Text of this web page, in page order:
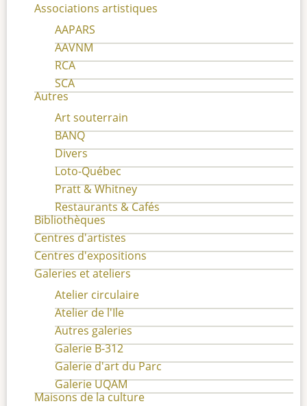
Associations artistiques
AAPARS
AAVNM
RCA
SCA
Autres
Art souterrain
BANQ
Divers
Loto-Québec
Pratt & Whitney
Restaurants & Cafés
Bibliothèques
Centres d'artistes
Centres d'expositions
Galeries et ateliers
Atelier circulaire
Atelier de l'Ile
Autres galeries
Galerie B-312
Galerie d'art du Parc
Galerie UQAM
Maisons de la culture